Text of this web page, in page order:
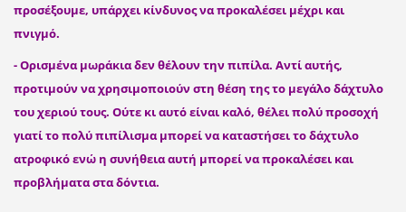
προσέξουμε, υπάρχει κίνδυνος να προκαλέσει μέχρι και
πνιγμό.
- Ορισμένα μωράκια δεν θέλουν την πιπίλα. Αντί αυτής,
προτιμούν να χρησιμοποιούν στη θέση της το μεγάλο δάχτυλο
του χεριού τους. Ούτε κι αυτό είναι καλό, θέλει πολύ προσοχή
γιατί το πολύ πιπίλισμα μπορεί να καταστήσει το δάχτυλο
ατροφικό ενώ η συνήθεια αυτή μπορεί να προκαλέσει και
προβλήματα στα δόντια.